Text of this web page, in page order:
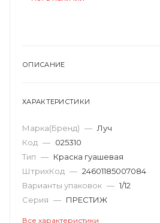
ОПИСАНИЕ
ХАРАКТЕРИСТИКИ
Марка(Бренд) — Луч
Код — 025310
Тип — Краска гуашевая
ШтрихКод — 24601185007084
Варианты упаковок — 1/12
Серия — ПРЕСТИЖ
Все характеристики